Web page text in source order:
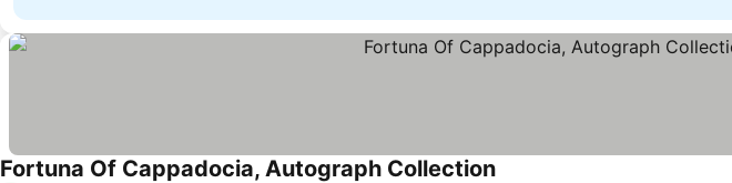
Fortuna Of Cappadocia, Autograph Collection